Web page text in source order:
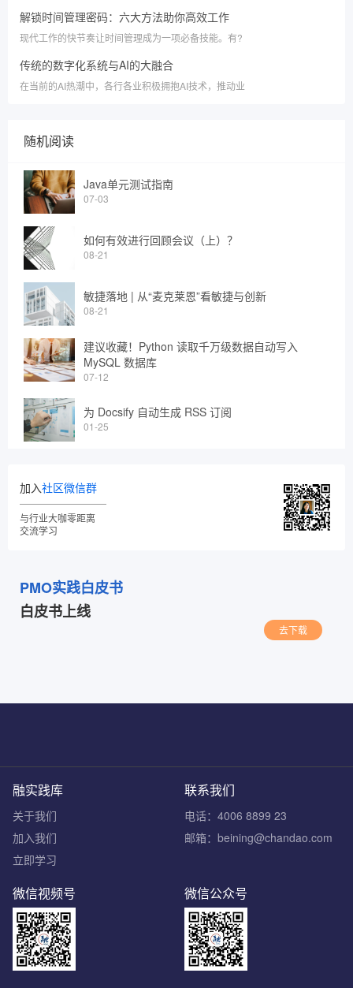
解锁时间管理密码：六大方法助你高效工作
现代工作的快节奏让时间管理成为一项必备技能。有?
传统的数字化系统与AI的大融合
在当前的AI热潮中，各行各业积极拥抱AI技术，推动业
随机阅读
Java单元测试指南
07-03
如何有效进行回顾会议（上）？
08-21
敏捷落地 | 从“麦克莱恩”看敏捷与创新
08-21
建议收藏！Python 读取千万级数据自动写入
MySQL 数据库
07-12
为 Docsify 自动生成 RSS 订阅
01-25
加入社区微信群
与行业大咖零距离
交流学习
PMO实践白皮书
白皮书上线
去下载
联系我们
电话：4006 8899 23
邮箱：beining@chandao.com
融实践库
关于我们
加入我们
立即学习
微信公众号
微信视频号